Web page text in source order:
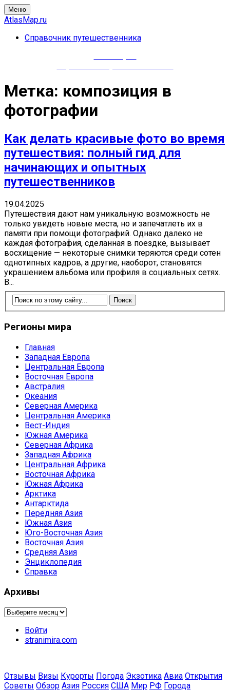
Перейти
к
Меню
AtlasMap.ru
Справочник путешественника
Метка: композиция в
фотографии
Как делать красивые фото во время
путешествия: полный гид для
начинающих и опытных
путешественников
19.04.2025
Путешествия дают нам уникальную возможность не
только увидеть новые места, но и запечатлеть их в
памяти при помощи фотографий. Однако далеко не
каждая фотография, сделанная в поездке, вызывает
восхищение — некоторые снимки теряются среди сотен
однотипных кадров, а другие, наоборот, становятся
украшением альбома или профиля в социальных сетях.
В...
Регионы мира
Главная
Западная Европа
Центральная Европа
Восточная Европа
Австралия
Океания
Северная Америка
Центральная Америка
Вест-Индия
Южная Америка
Северная Африка
Западная Африка
Центральная Африка
Восточная Африка
Южная Африка
Арктика
Антарктида
Передняя Азия
Южная Азия
Юго-Восточная Азия
Восточная Азия
Средняя Азия
Энциклопедия
Справка
Архивы
Архивы
Войти
stranimira.com
Отзывы Визы Курорты Погода Экзотика Авиа Открытия
Советы Обзор Азия Россия США Мир РФ Города